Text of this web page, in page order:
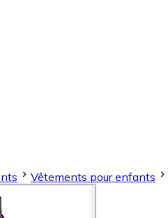
Vêtements pour enfants